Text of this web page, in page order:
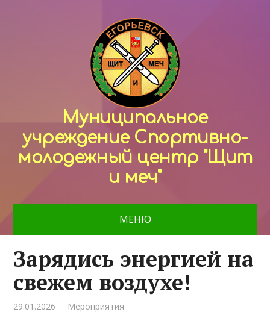
Муниципальное
учреждение Спортивно-
молодежный центр "Щит
и меч"
МЕНЮ
Зарядись энергией на
свежем воздухе!
29.01.2026 Мероприятия